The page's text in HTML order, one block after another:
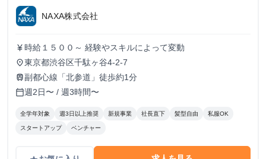
NAXA株式会社
currency_yen 時給１５００～ 経験やスキルによって変動
place東京都渋谷区千駄ヶ谷4-2-7
train副都心線「北参道」徒歩約1分
calendar_today週2日〜 / 週3時間〜
全学年対象 週3日以上推奨 新規事業 社長直下 髪型自由 私服OK
スタートアップ ベンチャー